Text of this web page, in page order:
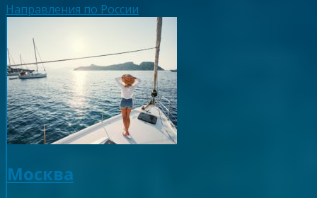
Направления по России
Москва